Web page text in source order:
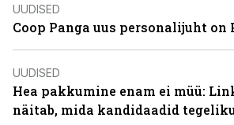
UUDISED
Coop Panga uus personalijuht on
UUDISED
Hea pakkumine enam ei müü:
näitab, mida kandidaadid